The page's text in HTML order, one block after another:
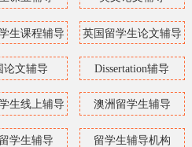
生课程辅导 英国留学生论文辅导
论文辅导 Dissertation辅导
生线上辅导 澳洲留学生辅导
学生辅导 留学生辅导机构